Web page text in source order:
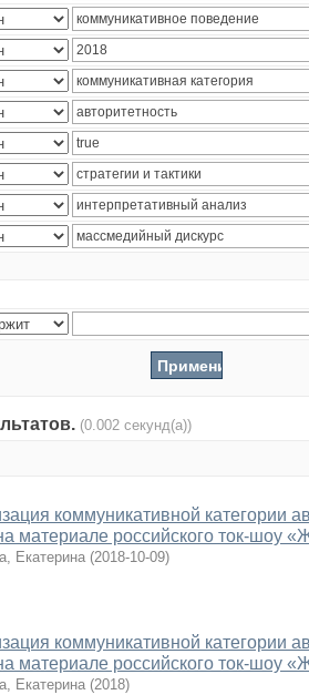
(0.002 секунд(а))
коммуникативной категории
материале российского ток-шоу
Екатерина (2018-10-09)
коммуникативной категории
материале российского ток-шоу
Екатерина (2018)